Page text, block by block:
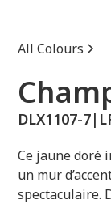
All Colours
DLX1107-7|
Ce jaune doré
un mur
spectaculaire.